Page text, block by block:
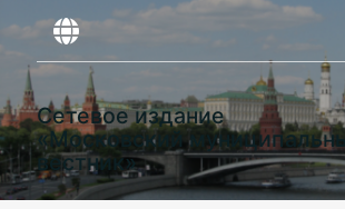
Сетевое издание
«Московский
вестник»